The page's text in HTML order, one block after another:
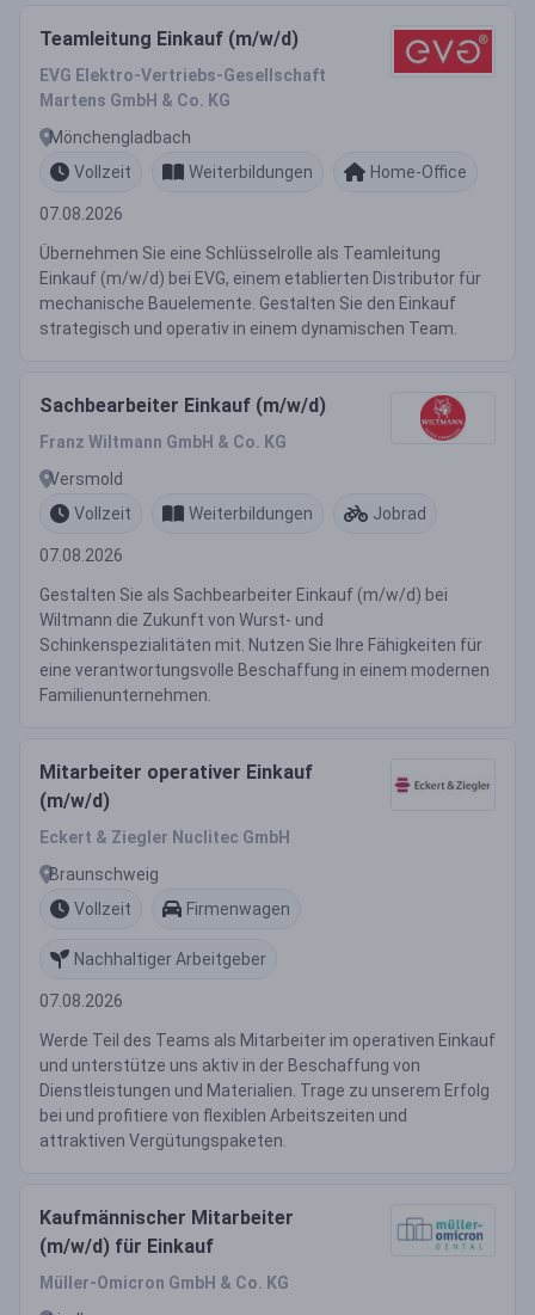
Teamleitung Einkauf (m/w/d)
EVG Elektro-Vertriebs-Gesellschaft
Martens GmbH & Co. KG
Mönchengladbach
Vollzeit
Weiterbildungen Home-Office
07.08.2026
Übernehmen Sie eine Schlüsselrolle als Teamleitung
Einkauf (m/w/d) bei EVG, einem etablierten Distributor für
mechanische Bauelemente. Gestalten Sie den Einkauf
strategisch und operativ in einem dynamischen Team.
Sachbearbeiter Einkauf (m/w/d)
Franz Wiltmann GmbH & Co. KG
Versmold
Vollzeit
Weiterbildungen Jobrad
07.08.2026
Gestalten Sie als Sachbearbeiter Einkauf (m/w/d) bei
Wiltmann die Zukunft von Wurst- und
Schinkenspezialitäten mit. Nutzen Sie Ihre Fähigkeiten für
eine verantwortungsvolle Beschaffung in einem modernen
Familienunternehmen.
Mitarbeiter operativer Einkauf
(m/w/d)
Eckert & Ziegler Nuclitec GmbH
Braunschweig
Vollzeit
Firmenwagen
Nachhaltiger Arbeitgeber
07.08.2026
Werde Teil des Teams als Mitarbeiter im operativen Einkauf
und unterstütze uns aktiv in der Beschaffung von
Dienstleistungen und Materialien. Trage zu unserem Erfolg
bei und profitiere von flexiblen Arbeitszeiten und
attraktiven Vergütungspaketen.
Kaufmännischer Mitarbeiter
(m/w/d) für Einkauf
Müller-Omicron GmbH & Co. KG